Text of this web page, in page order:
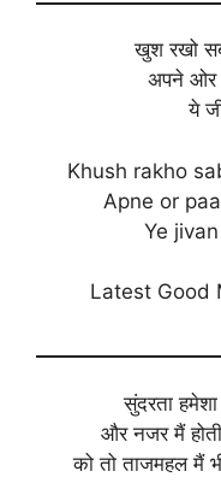
खुश रखो
अपने ओर
ये
Khush rakho
Apne or
Ye
Latest Good
सुंदरता
और नजर मैं
को तो ताजमहल मैं